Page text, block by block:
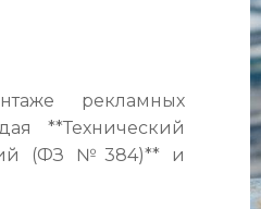
рекламных
**Технический
(ФЗ №384)** и